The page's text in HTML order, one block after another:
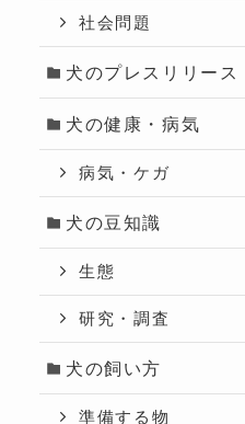
社会問題
犬のプレスリリース
犬の健康・病気
病気・ケガ
犬の豆知識
生態
研究・調査
犬の飼い方
準備する物